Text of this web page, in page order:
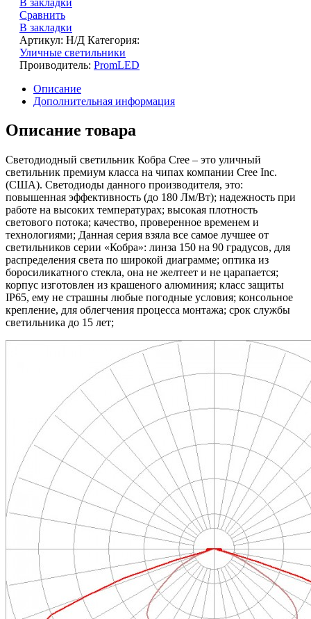
Сравнить
В закладки
Артикул: Н/Д Категория:
Уличные светильники
Проиводитель: PromLED
Описание
Дополнительная информация
Описание товара
Светодиодный светильник Кобра Cree – это уличный
светильник премиум класса на чипах компании Cree Inc.
(США). Светодиоды данного производителя, это:
повышенная эффективность (до 180 Лм/Вт); надежность при
работе на высоких температурах; высокая плотность
светового потока; качество, проверенное временем и
технологиями; Данная серия взяла все самое лучшее от
светильников серии «Кобра»: линза 150 на 90 градусов, для
распределения света по широкой диаграмме; оптика из
боросиликатного стекла, она не желтеет и не царапается;
корпус изготовлен из крашеного алюминия; класс защиты
IP65, ему не страшны любые погодные условия; консольное
крепление, для облегчения процесса монтажа; срок службы
светильника до 15 лет;